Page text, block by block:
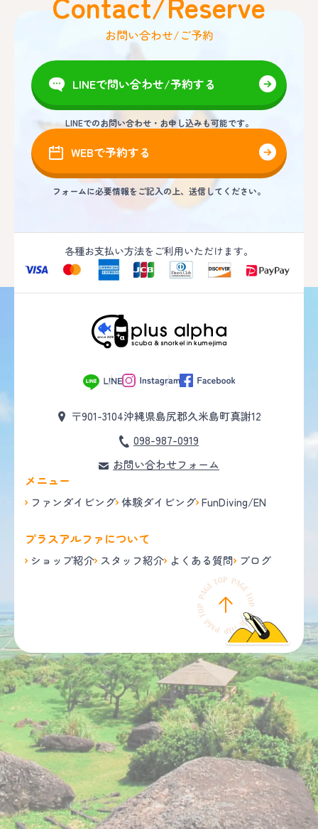
お問い合わせ/ご予約
LINEで問い合わせ/予約する
LINEでのお問い合わせ・お申し込みも可能です。
WEBで予約する
フォームに必要情報をご記入の上、送信してください。
各種お支払い方法をご利用いただけます。
〒901-3104沖縄県島尻郡久米島町真謝12
098-987-0919
お問い合わせフォーム
メニュー
ファンダイビング 体験ダイビング FunDiving/EN
プラスアルファについて
ショップ紹介 スタッフ紹介 よくある質問 ブログ